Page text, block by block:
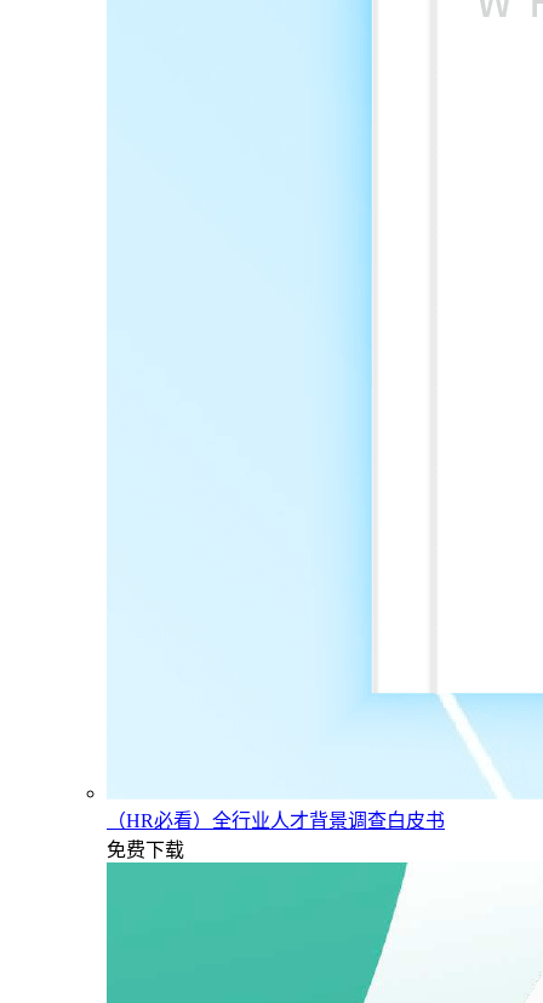
（HR必看）全行业人才背景调查白皮书
免费下载